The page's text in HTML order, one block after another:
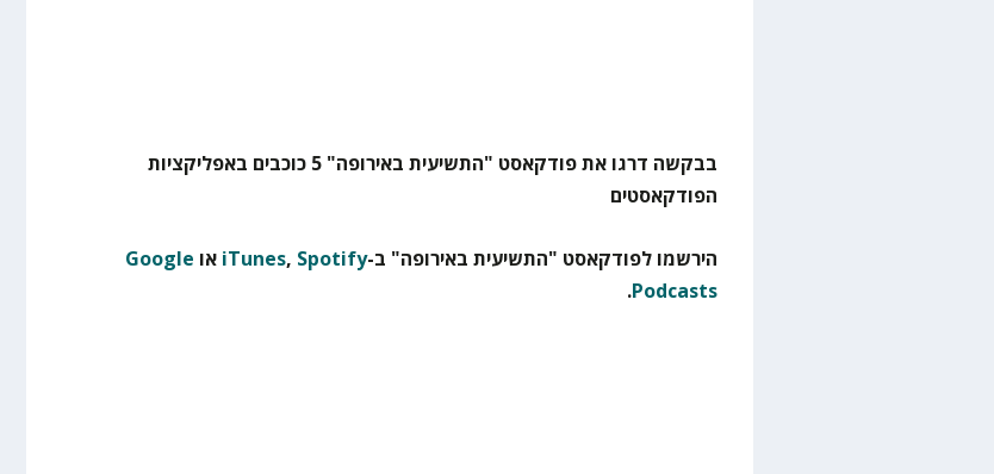
בבקשה דרגו את פודקאסט "התשיעית באירופה" 5 כוכבים באפליקציות
הפודקאסטים
הירשמו לפודקאסט "התשיעית באירופה" ב- iTunes, Spotify או Google
Podcasts
.